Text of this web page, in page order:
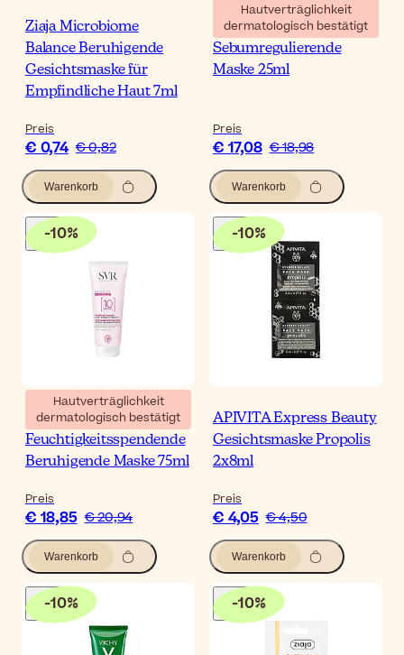
Ziaja Microbiome
Balance Beruhigende
Gesichtsmaske für
Empfindliche Haut 7ml
Preis
€ 0,74 € 0,82
Warenkorb
Hautverträglichkeit
dermatologisch bestätigt
Biretix
Sebumregulierende
Maske 25ml
Preis
€ 17,08 € 18,98
Warenkorb
-10%
Hautverträglichkeit
dermatologisch bestätigt
SVR Sensifine SOS
Feuchtigkeitsspendende
Beruhigende Maske 75ml
Preis
€ 18,85 € 20,94
Warenkorb
-10%
APIVITA Express Beauty
Gesichtsmaske Propolis
2x8ml
Preis
€ 4,05 € 4,50
Warenkorb
-10% -10%